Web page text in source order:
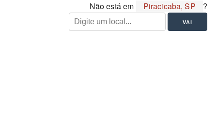
Não está em Piracicaba, SP ?